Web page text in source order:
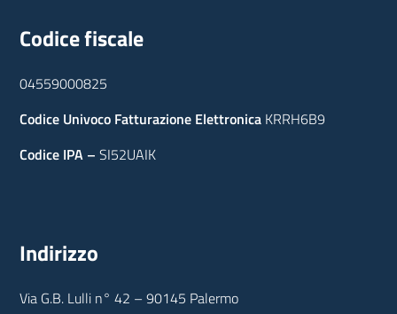
Codice fiscale
04559000825
Codice Univoco Fatturazione Elettronica KRRH6B9
Codice IPA – SI52UAIK
Indirizzo
Via G.B. Lulli n° 42 – 90145 Palermo